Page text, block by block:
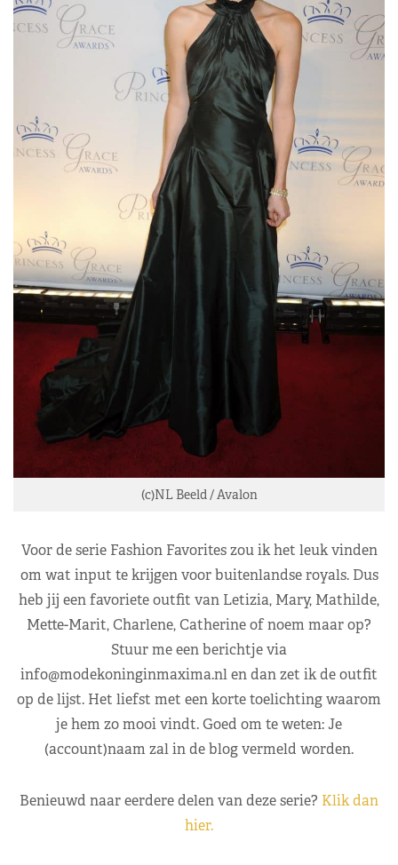
(c)NL Beeld / Avalon
Voor de serie Fashion Favorites zou ik het leuk vinden
om wat input te krijgen voor buitenlandse royals. Dus
heb jij een favoriete outfit van Letizia, Mary, Mathilde,
Mette-Marit, Charlene, Catherine of noem maar op?
Stuur me een berichtje via
info@modekoninginmaxima.nlen dan zet ik de outfit
op de lijst. Het liefst met een korte toelichting waarom
je hem zo mooi vindt. Goed om te weten: Je
(account)naam zal in de blog vermeld worden.
Benieuwd naar eerdere delen van deze serie? Klik dan
hier.